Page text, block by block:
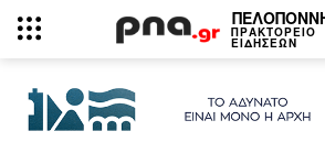
ΠΡΑΚΤΟΡΕΙΟ
ΕΙΔΗΣΕΩΝ